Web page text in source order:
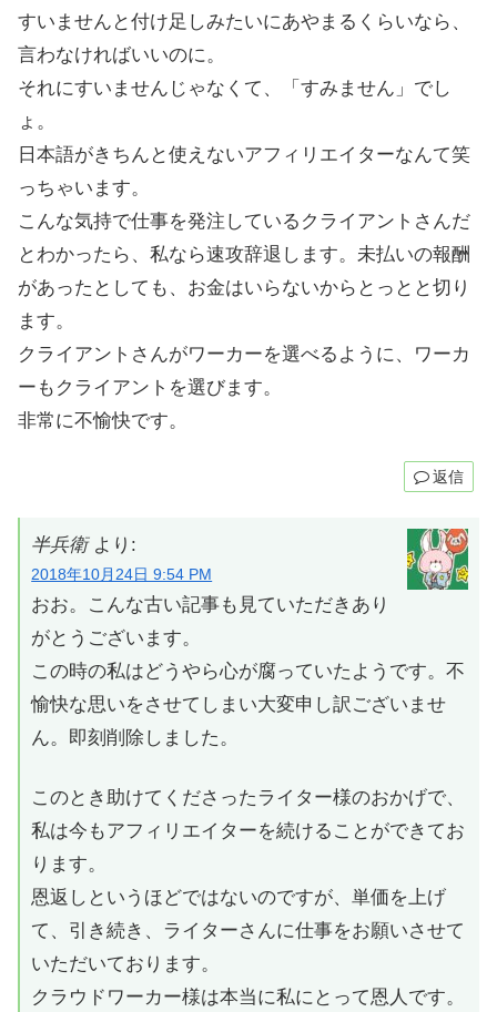
すいませんと付け足しみたいにあやまるくらいなら、
言わなければいいのに。
それにすいませんじゃなくて、「すみません」でし
ょ。
日本語がきちんと使えないアフィリエイターなんて笑
っちゃいます。
こんな気持で仕事を発注しているクライアントさんだ
とわかったら、私なら速攻辞退します。未払いの報酬
があったとしても、お金はいらないからとっとと切り
ます。
クライアントさんがワーカーを選べるように、ワーカ
ーもクライアントを選びます。
非常に不愉快です。
返信
半兵衛 より:
2018年10月24日 9:54 PM
おお。こんな古い記事も見ていただきあり
がとうございます。
この時の私はどうやら心が腐っていたようです。不
愉快な思いをさせてしまい大変申し訳ございませ
ん。即刻削除しました。
このとき助けてくださったライター様のおかげで、
私は今もアフィリエイターを続けることができてお
ります。
恩返しというほどではないのですが、単価を上げ
て、引き続き、ライターさんに仕事をお願いさせて
いただいております。
クラウドワーカー様は本当に私にとって恩人です。